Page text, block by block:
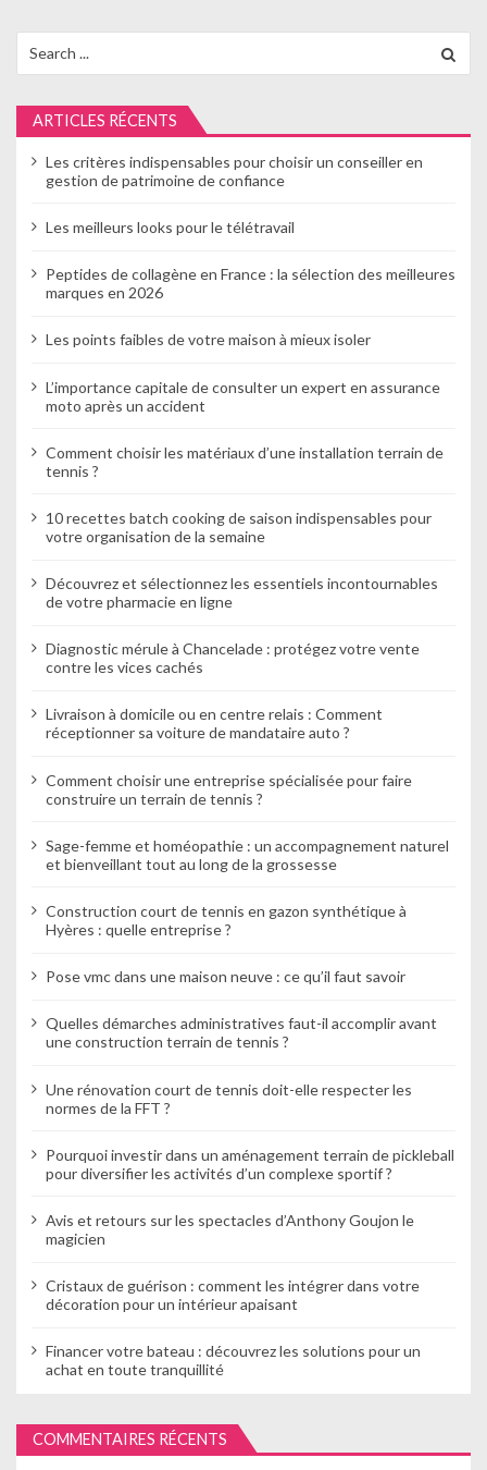
i
o
n
d
l
’
t
l
for:
ARTICLES RÉCENTS
Les critères indispensables pour choisir un conseiller en
gestion de patrimoine de confiance
Les meilleurs looks pour le télétravail
Peptides de collagène en France : la sélection des meilleures
marques en 2026
Les points faibles de votre maison à mieux isoler
L’importance capitale de consulter un expert en assurance
moto après un accident
Comment choisir les matériaux d’une installation terrain de
tennis ?
10 recettes batch cooking de saison indispensables pour
votre organisation de la semaine
Découvrez et sélectionnez les essentiels incontournables
de votre pharmacie en ligne
Diagnostic mérule à Chancelade : protégez votre vente
contre les vices cachés
Livraison à domicile ou en centre relais : Comment
réceptionner sa voiture de mandataire auto ?
Comment choisir une entreprise spécialisée pour faire
construire un terrain de tennis ?
Sage-femme et homéopathie : un accompagnement naturel
et bienveillant tout au long de la grossesse
Construction court de tennis en gazon synthétique à
Hyères : quelle entreprise ?
Pose vmc dans une maison neuve : ce qu’il faut savoir
Quelles démarches administratives faut-il accomplir avant
une construction terrain de tennis ?
Une rénovation court de tennis doit-elle respecter les
normes de la FFT ?
Pourquoi investir dans un aménagement terrain de pickleball
pour diversifier les activités d’un complexe sportif ?
Avis et retours sur les spectacles d’Anthony Goujon le
magicien
Cristaux de guérison : comment les intégrer dans votre
décoration pour un intérieur apaisant
Financer votre bateau : découvrez les solutions pour un
achat en toute tranquillité
COMMENTAIRES RÉCENTS